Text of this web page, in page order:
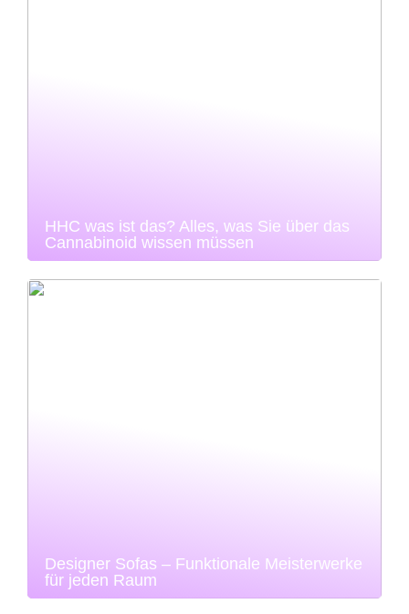
HHC was ist das? Alles, was Sie über das
Cannabinoid wissen müssen
Designer Sofas – Funktionale Meisterwerke
für jeden Raum